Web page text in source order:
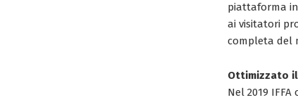
piattaforma
ai visitatori
completa del
Ottimizzato
Nel 2019